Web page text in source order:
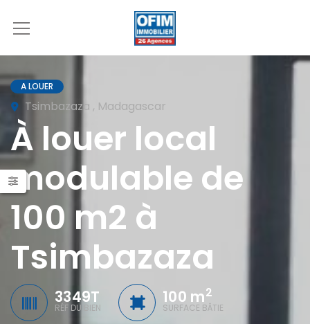
A LOUER
Tsimbazaza , Madagascar
À louer local
modulable de
100 m2 à
Tsimbazaza
3349T
RÉF DU BIEN
100 m2
SURFACE BÂTIE